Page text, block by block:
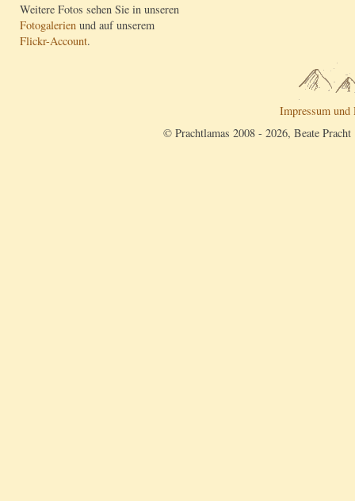
Weitere Fotos sehen Sie in unseren
Fotogalerien und auf unserem
Flickr-Account.
Impressum und
© Prachtlamas 2008 - 2026, Beate Pracht